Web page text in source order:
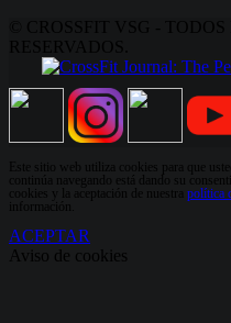
Este sitio web utiliza cookies para que
continúa navegando está dando su
cookies y la aceptación de nuestra política
información.
ACEPTAR
Aviso de cookies